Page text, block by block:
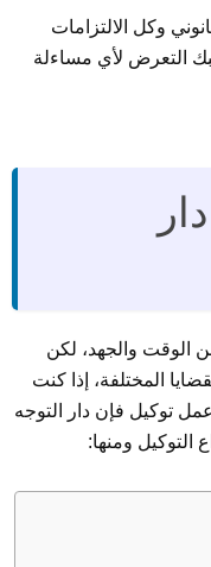
وكل الالتزامات
التعرض لأي مساءلة
الوقت والجهد، لكن
المختلفة، إذا كنت
توكيل فإن دار التوجه
التوكيل ومنها: